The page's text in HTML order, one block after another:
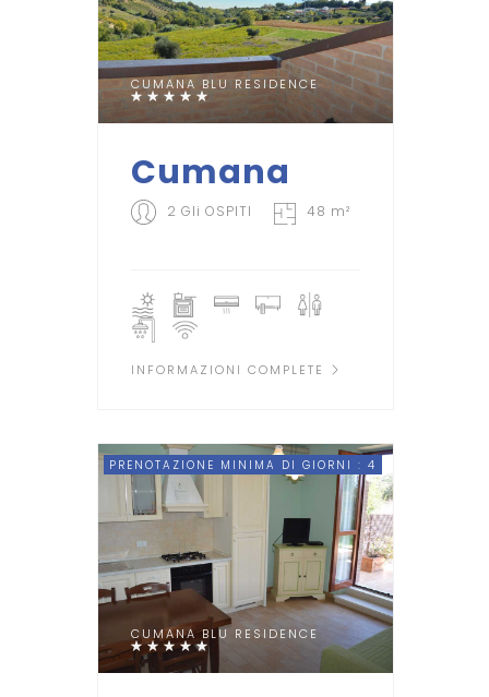
CUMANA BLU RESIDENCE
Cumana
2 Gli OSPITI 48 m²
INFORMAZIONI COMPLETE
PRENOTAZIONE MINIMA DI GIORNI : 4
CUMANA BLU RESIDENCE